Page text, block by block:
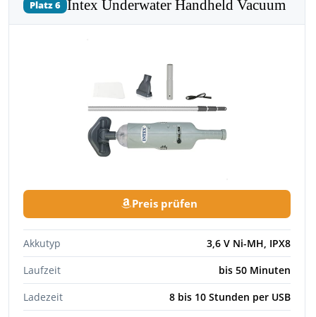
Platz 6 Intex Underwater Handheld Vacuum
Preis prüfen
Akkutyp
3,6 V Ni-MH, IPX8
Laufzeit
bis 50 Minuten
Ladezeit
8 bis 10 Stunden per USB